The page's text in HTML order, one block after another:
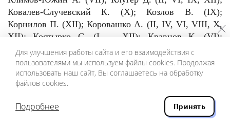
Ковалев-Случевский К. (X); Козлов В. (IX);
Корнилов П. (XII); Коровашко А. (II, IV, VI, VIII, X,
XII); Костырко С. (I — XII); Кравцов К. (VI);
Краснящих А. (VI, VII, VIII); Кремчуков Е. (VII,
VIII); Кружков Г. (II); Крюкова О. (IV);
Кублановский Ю. (I); Кудрин О. (V); Кузичева М. (I);
Куллэ В. (VII); Кучина Т. (VIII); Кэрролл Л. (II);
Лапин Ф. (XII); Лапина Г. (IX); Лапшина Е. (IX);
Ларионов В. (IX, XI); Ларионов Д. (IX); Лебедев А.
Для улучшения работы сайта и его взаимодействия с
пользователями мы используем файлы cookies. Продолжая
использовать наш сайт, Вы соглашаетесь на обработку
файлов cookies.
Подробнее Принять